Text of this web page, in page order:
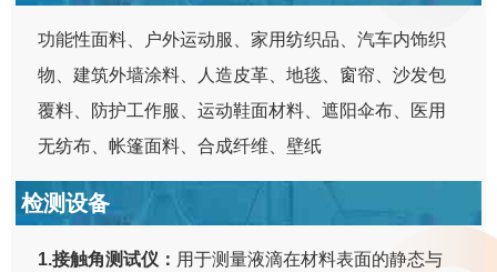
功能性面料、户外运动服、家用纺织品、汽车内饰织
物、建筑外墙涂料、人造皮革、地毯、窗帘、沙发包
覆料、防护工作服、运动鞋面材料、遮阳伞布、医用
无纺布、帐篷面料、合成纤维、壁纸
检测设备
1.接触角测试仪： 用于测量液滴在材料表面的静态与